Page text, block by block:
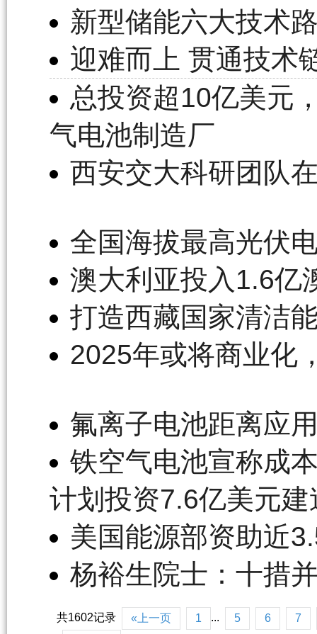
新型储能六大技术
迎难而上 贯通技术
总投资超10亿美元
气电池制造厂
西安交大科研团队
全国海拔最高光伏
澳大利亚投入1.6亿
打造西藏国家清洁
2025年或将商业化
氟离子电池距离应
铁空气电池宣称成
计划投资7.6亿美元建
美国能源部资助近
杨裕生院士：十措
共1602记录 «上一页 1 ... 5 6
7